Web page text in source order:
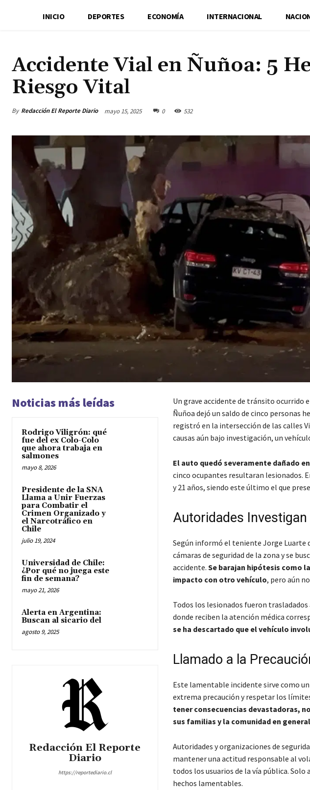
INICIO DEPORTES ECONOMÍA INTERNACIONAL
Accidente Vial en Ñuñoa: 5
Riesgo Vital
By Redacción El Reporte Diario mayo 15, 2025 0 532
Noticias más leídas
Rodrigo Viligrón: qué
fue del ex Colo-Colo
que ahora trabaja en
salmones
mayo 8, 2026
Presidente de la SNA
Llama a Unir Fuerzas
para Combatir el
Crimen Organizado y
el Narcotráfico en
Chile
julio 19, 2024
Universidad de Chile:
¿Por qué no juega este
fin de semana?
mayo 21, 2026
Alerta en Argentina:
Buscan al sicario del
agosto 9, 2025
Redacción El Reporte
Diario
https://reportediario.cl
Un grave accidente de tránsito ocurrido
Ñuñoa dejó un saldo de cinco personas
registró en la intersección de las calles
causas aún bajo investigación, un
El auto quedó severamente dañado
cinco ocupantes resultaran lesionados.
y 21 años, siendo este último el que
Autoridades
Según informó el teniente Jorge Luarte
cámaras de seguridad de la zona y se
accidente. Se barajan hipótesis como
impacto con otro vehículo, pero aún
Todos los lesionados fueron
donde reciben la atención médica
se ha descartado que el vehículo
Llamado a la
Este lamentable incidente sirve como
extrema precaución y respetar los
tener consecuencias devastadoras,
sus familias y la comunidad en general
Autoridades y organizaciones de
mantener una actitud responsable al
todos los usuarios de la vía pública.
hechos lamentables.